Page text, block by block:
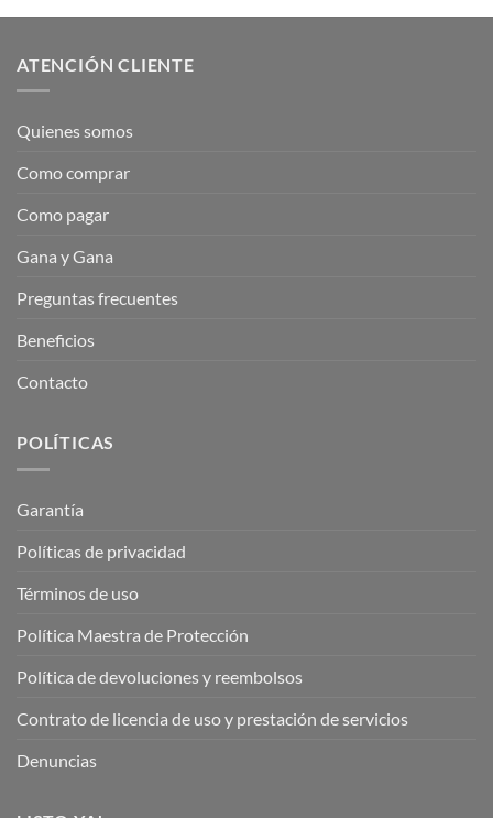
ATENCIÓN CLIENTE
Quienes somos
Como comprar
Como pagar
Gana y Gana
Preguntas frecuentes
Beneficios
Contacto
POLÍTICAS
Garantía
Políticas de privacidad
Términos de uso
Política Maestra de Protección
Política de devoluciones y reembolsos
Contrato de licencia de uso y prestación de servicios
Denuncias